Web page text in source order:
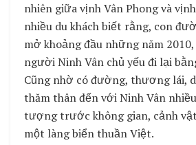
nhiên giữa vịnh Vân Phong và
nhiều du khách biết rằng, con
mở khoảng đầu những năm
người Ninh Vân chủ yếu đi lại
Cũng nhờ có đường, thương lái,
thăm thân đến với Ninh Vân
tượng trước không gian, cảnh
một làng biển thuần Việt.